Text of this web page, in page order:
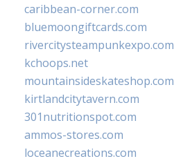
caribbean-corner.com
bluemoongiftcards.com
rivercitysteampunkexpo.com
kchoops.net
mountainsideskateshop.com
kirtlandcitytavern.com
301nutritionspot.com
ammos-stores.com
loceanecreations.com